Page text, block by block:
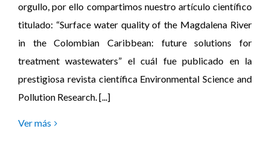
orgullo, por ello compartimos nuestro artículo científico
titulado: “Surface water quality of the Magdalena River
in the Colombian Caribbean: future solutions for
treatment wastewaters” el cuál fue publicado en la
prestigiosa revista científica Environmental Science and
Pollution Research. [...]
Ver más